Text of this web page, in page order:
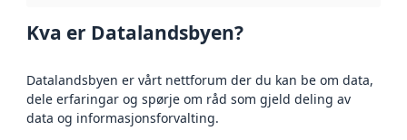
Kva er Datalandsbyen?
Datalandsbyen er vårt nettforum der du kan be om data,
dele erfaringar og spørje om råd som gjeld deling av
data og informasjonsforvalting.